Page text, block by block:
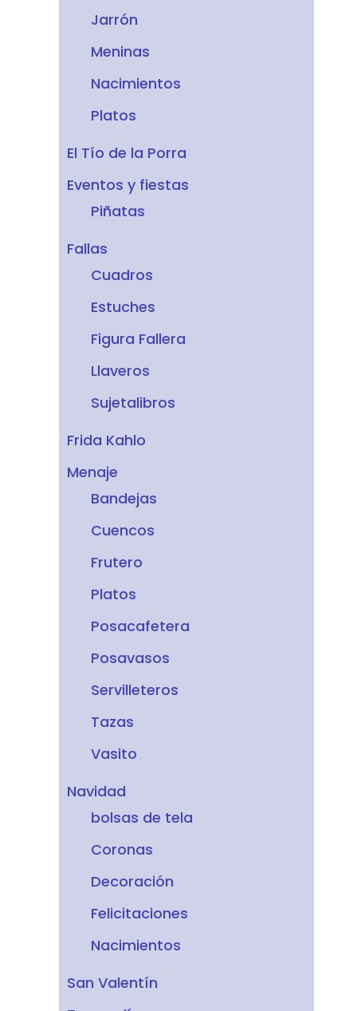
Jarrón
Meninas
Nacimientos
Platos
El Tío de la Porra
Eventos y fiestas
Piñatas
Fallas
Cuadros
Estuches
Figura Fallera
Llaveros
Sujetalibros
Frida Kahlo
Menaje
Bandejas
Cuencos
Frutero
Platos
Posacafetera
Posavasos
Servilleteros
Tazas
Vasito
Navidad
bolsas de tela
Coronas
Decoración
Felicitaciones
Nacimientos
San Valentín